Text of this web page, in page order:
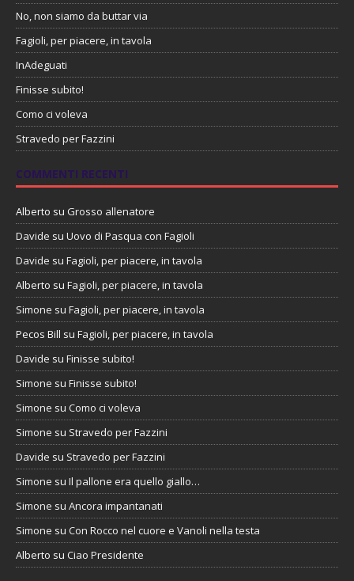
No, non siamo da buttar via
Fagioli, per piacere, in tavola
InAdeguati
Finisse subito!
Como ci voleva
Stravedo per Fazzini
COMMENTI RECENTI
Alberto su Grosso allenatore
Davide su Uovo di Pasqua con Fagioli
Davide su Fagioli, per piacere, in tavola
Alberto su Fagioli, per piacere, in tavola
Simone su Fagioli, per piacere, in tavola
Pecos Bill su Fagioli, per piacere, in tavola
Davide su Finisse subito!
Simone su Finisse subito!
Simone su Como ci voleva
Simone su Stravedo per Fazzini
Davide su Stravedo per Fazzini
Simone su Il pallone era quello giallo…
Simone su Ancora impantanati
Simone su Con Rocco nel cuore e Vanoli nella testa
Alberto su Ciao Presidente